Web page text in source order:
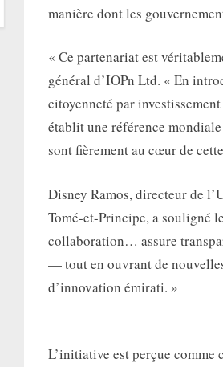
manière dont les
« Ce partenariat est
général d’IOPn Ltd. « En
citoyenneté par
établit une référence
sont fièrement au cœur de
Disney Ramos, directeur de
Tomé-et-Principe, a souligné
collaboration… assure
— tout en ouvrant de
d’innovation émirati. »
L’initiative est perçue comme